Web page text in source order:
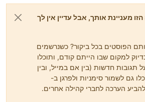
מעניינת אותך, אבל עדיין אין לך
הפוסטים בכל ביקור? כשנרשמים
למקום שבו הייתם קודם, ותוכלו
תגובות חדשות (בין אם במייל, ובין
גם לשמור סימניות ולפרגן ב-